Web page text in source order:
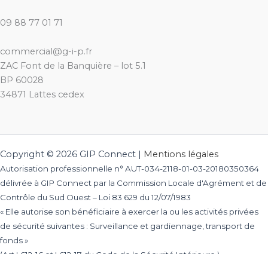
09 88 77 01 71
commercial@g-i-p.fr
ZAC Font de la Banquière – lot 5.1
BP 60028
34871 Lattes cedex
Copyright © 2026 GIP Connect | Mentions légales
Autorisation professionnelle n° AUT-034-2118-01-03-20180350364
délivrée à GIP Connect par la Commission Locale d'Agrément et de
Contrôle du Sud Ouest – Loi 83 629 du 12/07/1983
« Elle autorise son bénéficiaire à exercer la ou les activités privées
de sécurité suivantes : Surveillance et gardiennage, transport de
fonds »